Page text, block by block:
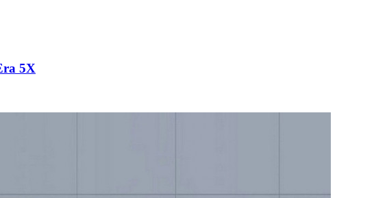
5X